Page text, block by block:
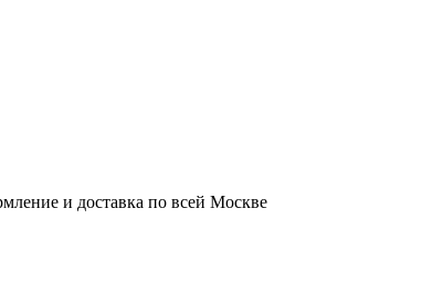
и доставка по всей Москве